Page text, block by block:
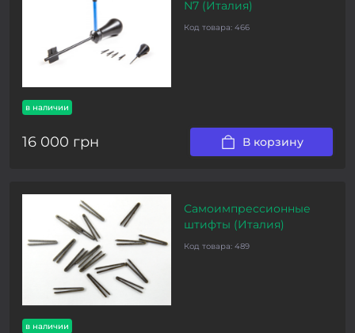
в наличии
N7 (Италия)
Код товара: 466
16 000 грн В корзину
в наличии
Самоимпрессионные
штифты (Италия)
Код товара: 489